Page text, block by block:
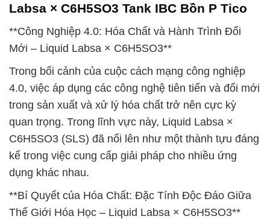
Labsa × C6H5SO3 Tank IBC Bồn P Tico
**Công Nghiệp 4.0: Hóa Chất và Hành Trình Đổi
Mới – Liquid Labsa × C6H5SO3**
Trong bối cảnh của cuộc cách mạng công nghiệp
4.0, việc áp dụng các công nghệ tiên tiến và đổi mới
trong sản xuất và xử lý hóa chất trở nên cực kỳ
quan trọng. Trong lĩnh vực này, Liquid Labsa ×
C6H5SO3 (SLS) đã nổi lên như một thành tựu đáng
kể trong việc cung cấp giải pháp cho nhiều ứng
dụng khác nhau.
**Bí Quyết của Hóa Chất: Đặc Tính Độc Đáo Giữa
Thế Giới Hóa Học – Liquid Labsa × C6H5SO3**